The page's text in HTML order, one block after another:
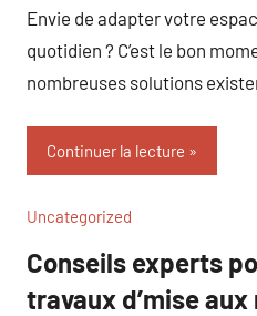
Envie de adapter votre
quotidien ? C’est le bon
nombreuses solutions
Continuer la lecture
Uncategorized
Conseils experts
travaux d’mise aux